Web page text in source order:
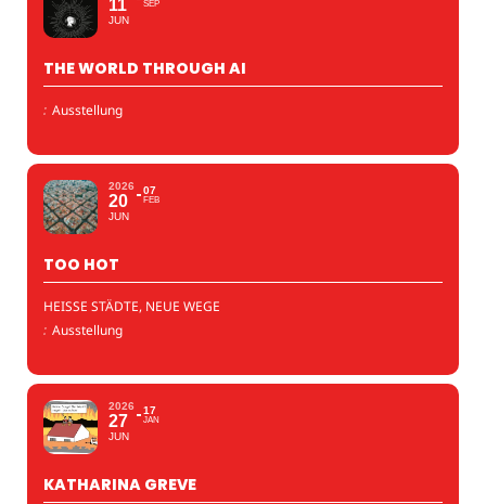
11
JUN
SEP
THE WORLD THROUGH AI
: Ausstellung
2026
20
JUN
07
FEB
TOO HOT
HEISSE STÄDTE, NEUE WEGE
: Ausstellung
2026
27
JUN
17
JAN
KATHARINA GREVE